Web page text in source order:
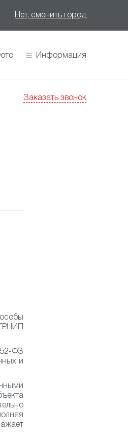
Нет, сменить город
Информация
Заказать звонок
ФЗ
и